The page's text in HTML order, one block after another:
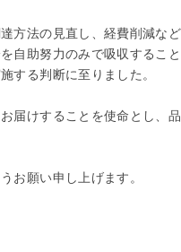
方法の見直し、経費削減な
自助努力のみで吸収するこ
する判断に至りました。
届けすることを使命とし、
お願い申し上げます。